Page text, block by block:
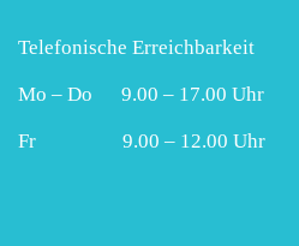
Telefonische Erreichbarkeit
Mo – Do 9.00 – 17.00 Uhr
Fr 9.00 – 12.00 Uhr